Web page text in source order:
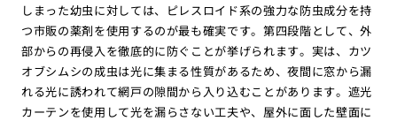
しまった幼虫に対しては、ピレスロイド系の強力な防虫成分を持
つ市販の薬剤を使用するのが最も確実です。第四段階として、外
部からの再侵入を徹底的に防ぐことが挙げられます。実は、カツ
オブシムシの成虫は光に集まる性質があるため、夜間に窓から漏
れる光に誘われて網戸の隙間から入り込むことがあります。遮光
カーテンを使用して光を漏らさない工夫や、屋外に面した壁面に